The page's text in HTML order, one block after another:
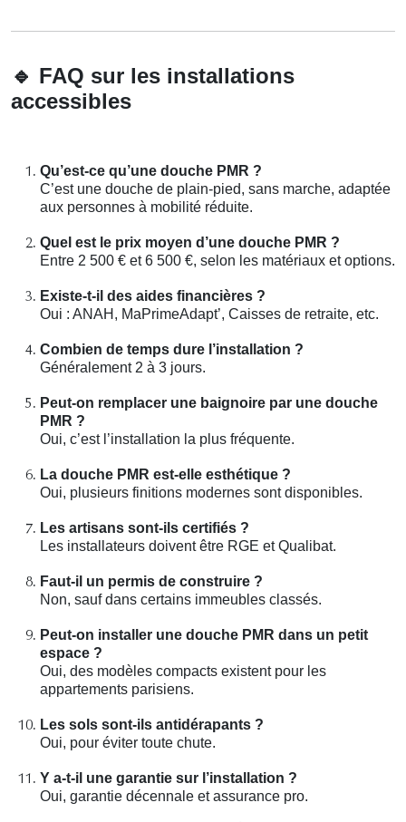
🔹 FAQ sur les installations
accessibles
Qu’est-ce qu’une douche PMR ?
C’est une douche de plain-pied, sans marche, adaptée
aux personnes à mobilité réduite.
Quel est le prix moyen d’une douche PMR ?
Entre 2 500 € et 6 500 €, selon les matériaux et options.
Existe-t-il des aides financières ?
Oui : ANAH, MaPrimeAdapt’, Caisses de retraite, etc.
Combien de temps dure l’installation ?
Généralement 2 à 3 jours.
Peut-on remplacer une baignoire par une douche
PMR ?
Oui, c’est l’installation la plus fréquente.
La douche PMR est-elle esthétique ?
Oui, plusieurs finitions modernes sont disponibles.
Les artisans sont-ils certifiés ?
Les installateurs doivent être RGE et Qualibat.
Faut-il un permis de construire ?
Non, sauf dans certains immeubles classés.
Peut-on installer une douche PMR dans un petit
espace ?
Oui, des modèles compacts existent pour les
appartements parisiens.
Les sols sont-ils antidérapants ?
Oui, pour éviter toute chute.
Y a-t-il une garantie sur l’installation ?
Oui, garantie décennale et assurance pro.